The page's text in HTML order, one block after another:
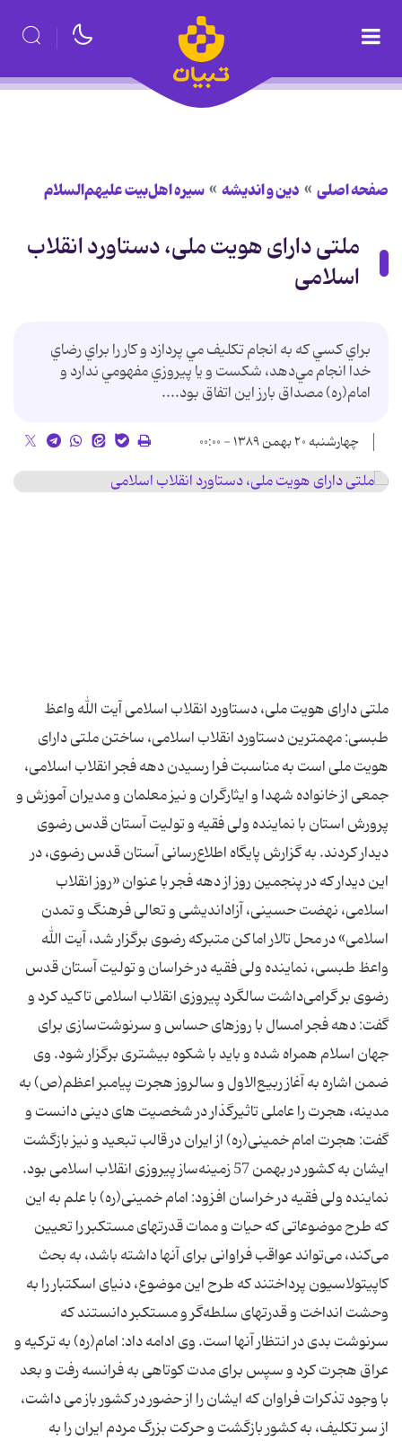
صفحه اصلی دین و اندیشه سیره اهل‌بیت علیهم‌السلام
ملتی دارای هویت ملی، دستاورد انقلاب
اسلامی
براي كسي كه به انجام تكليف مي پردازد و كار را براي رضاي
خدا انجام مي‌دهد، شكست و يا پيروزي مفهومي ندارد و
امام(ره) مصداق بارز اين اتفاق بود....
چهارشنبه ۲۰ بهمن ۱۳۸۹ - ۰۰:۰۰
ملتی دارای هویت ملی، دستاورد انقلاب اسلامی آیت الله واعظ
طبسی: مهمترین دستاورد انقلاب اسلامی، ساختن ملتی دارای
هویت ملی است به مناسبت فرا رسیدن دهه فجر انقلاب اسلامی،
جمعی از خانواده شهدا و ایثارگران و نیز معلمان و مدیران آموزش و
پرورش استان با نماینده ولی فقیه و تولیت آستان قدس رضوی
دیدار كردند. به گزارش پایگاه اطلاع‌رسانی آستان قدس رضوی، در
این دیدار كه در پنجمین روز از دهه فجر با عنوان «روز انقلاب
اسلامی، نهضت حسینی، آزاداندیشی و تعالی فرهنگ و تمدن
اسلامی» در محل تالار اماكن متبركه رضوی برگزار شد، آیت الله
واعظ طبسی، نماینده ولی فقیه در خراسان و تولیت آستان قدس
رضوی بر گرامی‌داشت سالگرد پیروزی انقلاب اسلامی تاكید كرد و
گفت: دهه فجر امسال با روزهای حساس و سرنوشت‌سازی برای
جهان اسلام همراه شده و باید با شكوه بیشتری برگزار شود. وی
ضمن اشاره به آغاز ربیع‌الاول و سالروز هجرت پیامبر اعظم(ص) به
مدینه، هجرت را عاملی تاثیرگذار در شخصیت های دینی دانست و
گفت: هجرت امام خمینی(ره) از ایران در قالب تبعید و نیز بازگشت
ایشان به كشور در بهمن 57 زمینه‌ساز پیروزی انقلاب اسلامی بود.
نماینده ولی فقیه در خراسان افزود: امام خمینی(ره) با علم به این
كه طرح موضوعاتی كه حیات و ممات قدرتهای مستكبر را تعیین
می‌كند، می‌تواند عواقب فراوانی برای آنها داشته باشد، به بحث
كاپیتولاسیون پرداختند كه طرح این موضوع، دنیای اسكتبار را به
وحشت انداخت و قدرتهای سلطه‌گر و مستكبر دانستند كه
سرنوشت بدی در انتظار آنها است. وی ادامه داد: امام(ره) به تركیه و
عراق هجرت كرد و سپس برای مدت كوتاهی به فرانسه رفت و بعد
با وجود تذكرات فراوان كه ایشان را از حضور در كشور باز می داشت،
از سر تكلیف، به كشور بازگشت و حركت بزرگ مردم ایران را به